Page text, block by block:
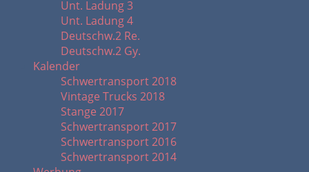
Unt. Ladung 3
Unt. Ladung 4
Deutschw.2 Re.
Deutschw.2 Gy.
Kalender
Schwertransport 2018
Vintage Trucks 2018
Stange 2017
Schwertransport 2017
Schwertransport 2016
Schwertransport 2014